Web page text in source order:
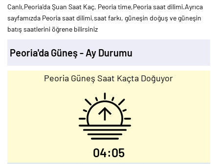
Canlı,Peoria'da Şuan Saat Kaç, Peoria time,Peoria saat dilimi.Ayrıca
sayfamızda Peoria saat dilimi,saat farkı, güneşin doğuş ve güneşin
batış saatlerini öğrene bilirsiniz
Peoria'da Güneş - Ay Durumu
Peoria Güneş Saat Kaçta Doğuyor
04:05